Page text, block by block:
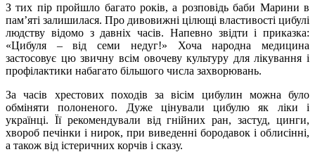
З тих пір пройшло багато років, а розповідь баби Марини в
пам’яті залишилася. Про дивовижні цілющі властивості цибулі
людству відомо з давніх часів. Напевно звідти і приказка:
«Цибуля – від семи недуг!» Хоча народна медицина
застосовує цю звичну всім овочеву культуру для лікування і
профілактики набагато більшого числа захворювань.
За часів хрестових походів за вісім цибулин можна було
обміняти полоненого. Дуже цінували цибулю як ліки і
українці. Її рекомендували від гнійних ран, застуд, цинги,
хвороб печінки і нирок, при виведенні бородавок і облисінні,
а також від істеричних корчів і сказу.